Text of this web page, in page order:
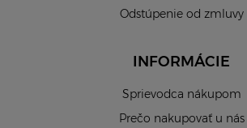
Odstúpenie od zmluvy
INFORMÁCIE
Sprievodca nákupom
Prečo nakupovať u nás